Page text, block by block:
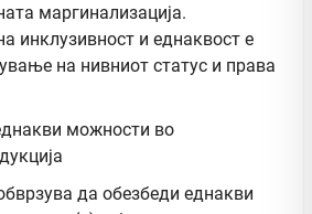
маргинализација.
инклузивност и еднаквост е
на нивниот статус и права
можности во
да обезбеди еднакви